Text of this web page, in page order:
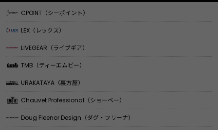
CPOINT（シーポイント）
LEX（レックス）
LIVEGEAR（ライブギア）
TMB（ティーエムビー）
URAKATAYA（裏方屋）
Chauvet Professional（ショーベー）
Doug Fleenor Design（ダグ・フリーナ）